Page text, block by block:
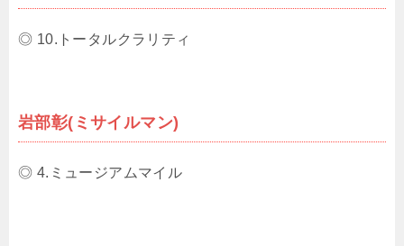
◎ 10.トータルクラリティ
岩部彰(ミサイルマン)
◎ 4.ミュージアムマイル